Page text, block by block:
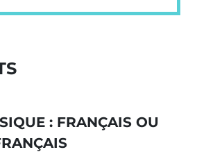
: FRANÇAIS OU